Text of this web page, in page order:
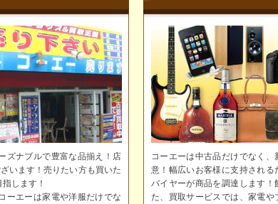
ズナブルで豊富な品揃え！店
います！売りたい方も買いた
します！
ーエーは家電や洋服だけでな
コーエーは中古品だけでなく
意！幅広いお客様に支持される
バイヤーが商品を調達します！
た、買取サービスでは、家電